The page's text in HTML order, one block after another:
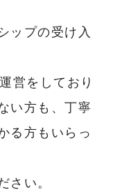
ップの受け入
営をしており
い方も、丁寧
る方もいらっ
さい。